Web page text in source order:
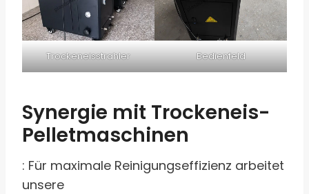
Trockeneisstrahler Bedienfeld
Synergie mit Trockeneis-
Pelletmaschinen
: Für maximale Reinigungseffizienz arbeitet
unsere